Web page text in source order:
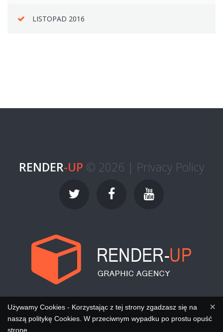
LISTOPAD 2016
RENDER-UP © 2026 | Privacy Policy
×
Używamy Cookies - Korzystając z tej strony zgadzasz się na
naszą politykę Cookies. W przeciwnym wypadku po prostu opuść
stronę.